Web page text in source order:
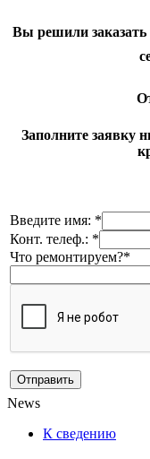
Вы решили заказать
Заполните заявку
Введите имя: *
Конт. телеф.: *
Что ремонтируем?*
News
К сведению